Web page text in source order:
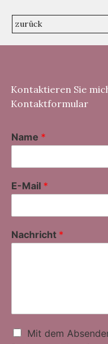
zurück
Kontaktieren Sie
Kontaktformular
Name *
E-Mail *
Nachricht *
D
Mit dem